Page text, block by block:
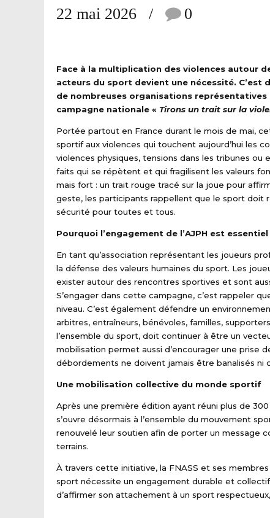
22 mai 2026 0
Face à la multiplication des violences autour
acteurs du sport devient une nécessité. C’est
de nombreuses organisations
campagne nationale « Tirons un trait sur la
Portée partout en France durant le mois de mai,
sportif aux violences qui touchent aujourd’hui les
violences physiques, tensions dans les tribunes
faits qui se répètent et qui fragilisent les valeurs
mais fort : un trait rouge tracé sur la joue pour
geste, les participants rappellent que le sport doit
sécurité pour toutes et tous.
Pourquoi l’engagement de l’AJPH est essentiel
En tant qu’association représentant les joueurs
la défense des valeurs humaines du sport. Les
exister autour des rencontres sportives et sont
S’engager dans cette campagne, c’est rappeler
niveau. C’est également défendre un
arbitres, entraîneurs, bénévoles, familles,
l’ensemble du sport, doit continuer à être un
mobilisation permet aussi d’encourager une prise
débordements ne doivent jamais être banalisés ni
Une mobilisation collective du monde sportif
Après une première édition ayant réuni plus de
s’ouvre désormais à l’ensemble du mouvement
renouvelé leur soutien afin de porter un message
terrains.
À travers cette initiative, la FNASS et ses
sport nécessite un engagement durable et
d’affirmer son attachement à un sport